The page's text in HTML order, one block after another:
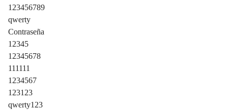
123456789
qwerty
Contraseña
12345
12345678
111111
1234567
123123
qwerty123